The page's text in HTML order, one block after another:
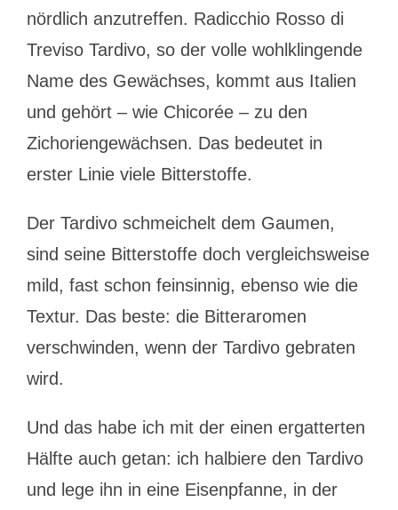
nördlich anzutreffen. Radicchio Rosso di
Treviso Tardivo, so der volle wohlklingende
Name des Gewächses, kommt aus Italien
und gehört – wie Chicorée – zu den
Zichoriengewächsen. Das bedeutet in
erster Linie viele Bitterstoffe.
Der Tardivo schmeichelt dem Gaumen,
sind seine Bitterstoffe doch vergleichsweise
mild, fast schon feinsinnig, ebenso wie die
Textur. Das beste: die Bitteraromen
verschwinden, wenn der Tardivo gebraten
wird.
Und das habe ich mit der einen ergatterten
Hälfte auch getan: ich halbiere den Tardivo
und lege ihn in eine Eisenpfanne, in der